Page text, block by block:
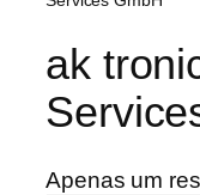
ak
Apenas um